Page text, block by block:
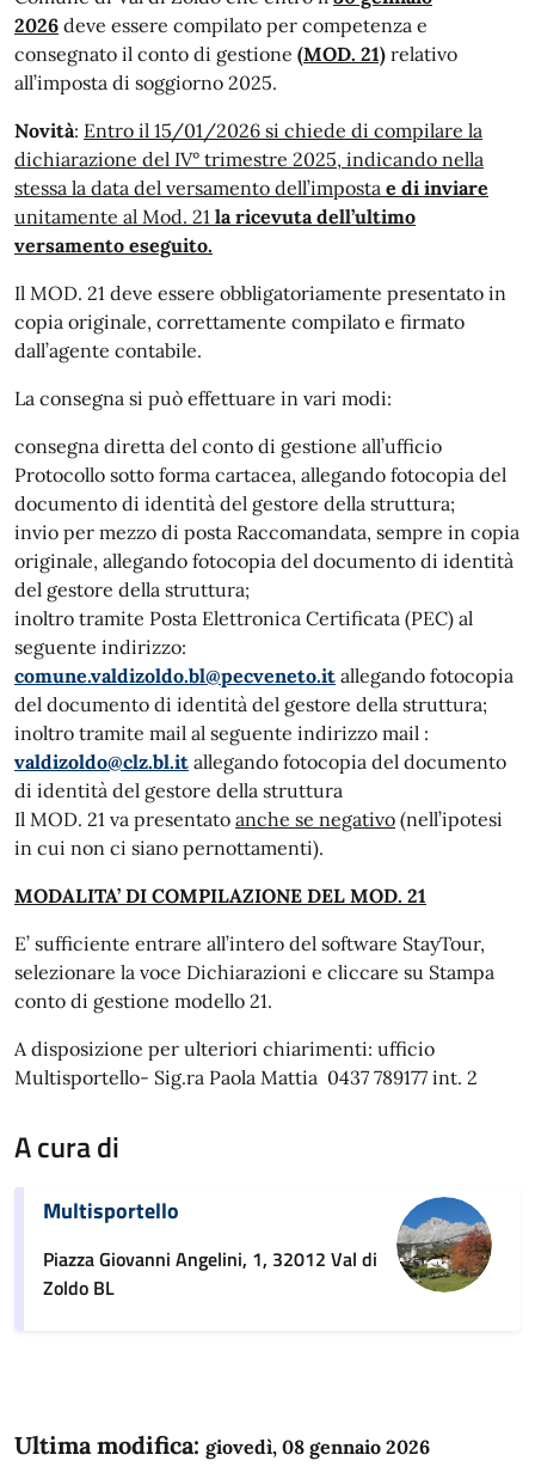
2026 deve essere compilato per competenza e
consegnato il conto di gestione (MOD. 21) relativo
all’imposta di soggiorno 2025.
Novità: Entro il 15/01/2026 si chiede di compilare la
dichiarazione del IV° trimestre 2025, indicando nella
stessa la data del versamento dell’imposta e di inviare
unitamente al Mod. 21 la ricevuta dell’ultimo
versamento eseguito.
Il MOD. 21 deve essere obbligatoriamente presentato in
copia originale, correttamente compilato e firmato
dall’agente contabile.
La consegna si può effettuare in vari modi:
consegna diretta del conto di gestione all’ufficio
Protocollo sotto forma cartacea, allegando fotocopia del
documento di identità del gestore della struttura;
invio per mezzo di posta Raccomandata, sempre in copia
originale, allegando fotocopia del documento di identità
del gestore della struttura;
inoltro tramite Posta Elettronica Certificata (PEC) al
seguente indirizzo:
comune.valdizoldo.bl@pecveneto.it allegando fotocopia
del documento di identità del gestore della struttura;
inoltro tramite mail al seguente indirizzo mail :
valdizoldo@clz.bl.it allegando fotocopia del documento
di identità del gestore della struttura
Il MOD. 21 va presentato anche se negativo (nell’ipotesi
in cui non ci siano pernottamenti).
MODALITA’ DI COMPILAZIONE DEL MOD. 21
E’ sufficiente entrare all’intero del software StayTour,
selezionare la voce Dichiarazioni e cliccare su Stampa
conto di gestione modello 21.
A disposizione per ulteriori chiarimenti: ufficio
Multisportello- Sig.ra Paola Mattia 0437 789177 int. 2
A cura di
Multisportello
Piazza Giovanni Angelini, 1, 32012 Val di
Zoldo BL
Ultima modifica: giovedì, 08 gennaio 2026